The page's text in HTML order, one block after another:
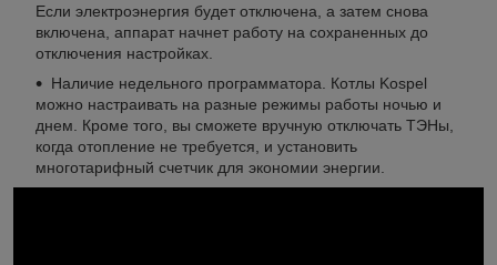
Если электроэнергия будет отключена, а затем снова
включена, аппарат начнет работу на сохраненных до
отключения настройках.
Наличие недельного программатора. Котлы Kospel
можно настраивать на разные режимы работы ночью и
днем. Кроме того, вы сможете вручную отключать ТЭНы,
когда отопление не требуется, и установить
многотарифный счетчик для экономии энергии.